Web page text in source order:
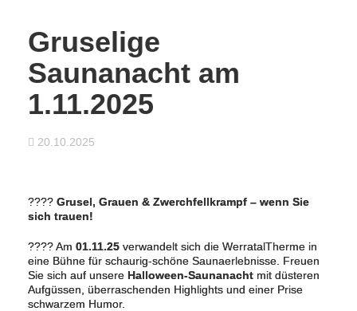
Gruselige
Saunanacht am
1.11.2025
20.10.2025
???? Grusel, Grauen & Zwerchfellkrampf – wenn Sie
sich trauen!
???? Am 01.11.25 verwandelt sich die WerratalTherme in
eine Bühne für schaurig-schöne Saunaerlebnisse. Freuen
Sie sich auf unsere Halloween-Saunanacht mit düsteren
Aufgüssen, überraschenden Highlights und einer Prise
schwarzem Humor.